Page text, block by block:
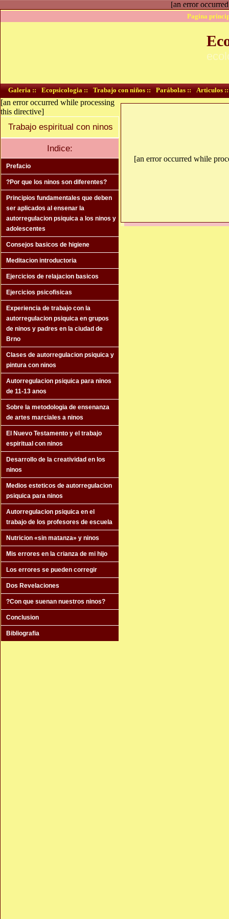
[an error
Pagina
Galeria :: Ecopsicologia :: Trabajo con niños :: Parábolas :: Articulos ::
[an error occurred while processing
this directive]
Trabajo espiritual con ninos
Indice:
Prefacio
?Por que los ninos son diferentes?
Principios fundamentales que deben
ser aplicados al ensenar la
autorregulacion psiquica a los ninos y
adolescentes
Consejos basicos de higiene
Meditacion introductoria
Ejercicios de relajacion basicos
Ejercicios psicofisicas
Experiencia de trabajo con la
autorregulacion psiquica en grupos
de ninos y padres en la ciudad de
Brno
Clases de autorregulacion psiquica y
pintura con ninos
Autorregulacion psiquica para ninos
de 11-13 anos
Sobre la metodologia de ensenanza
de artes marciales a ninos
El Nuevo Testamento y el trabajo
espiritual con ninos
Desarrollo de la creatividad en los
ninos
Medios esteticos de autorregulacion
psiquica para ninos
Autorregulacion psiquica en el
trabajo de los profesores de escuela
Nutricion «sin matanza» y ninos
Mis errores en la crianza de mi hijo
Los errores se pueden corregir
Dos Revelaciones
?Con que suenan nuestros ninos?
Conclusion
Bibliografia
[an error occurred while